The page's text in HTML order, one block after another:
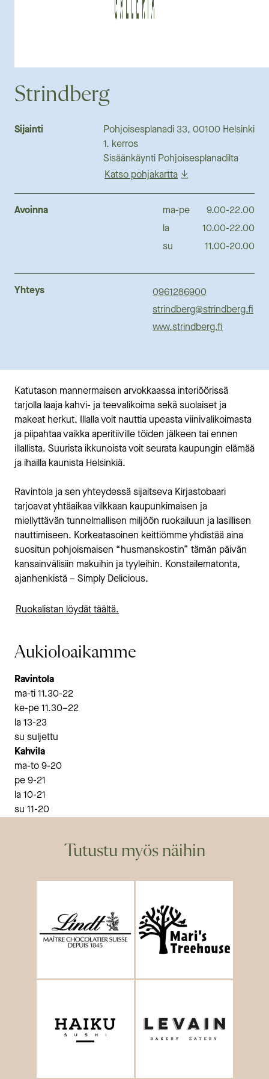
Strindberg
Sijainti
Pohjoisesplanadi 33, 00100 Helsinki
1. kerros
Sisäänkäynti Pohjoisesplanadilta
Katso pohjakartta
Avoinna ma-pe
9.00-22.00
la
10.00-22.00
su
11.00-20.00
Yhteys
0961286900
strindberg@strindberg.fi
www.strindberg.fi
Katutason mannermaisen arvokkaassa interiöörissä
tarjolla laaja kahvi- ja teevalikoima sekä suolaiset ja
makeat herkut. Illalla voit nauttia upeasta viinivalikoimasta
ja piipahtaa vaikka aperitiiville töiden jälkeen tai ennen
illallista. Suurista ikkunoista voit seurata kaupungin elämää
ja ihailla kaunista Helsinkiä.
Ravintola ja sen yhteydessä sijaitseva Kirjastobaari
tarjoavat yhtäaikaa vilkkaan kaupunkimaisen ja
miellyttävän tunnelmallisen miljöön ruokailuun ja lasillisen
nauttimiseen. Korkeatasoinen keittiömme yhdistää aina
suositun pohjoismaisen “husmanskostin” tämän päivän
kansainvälisiin makuihin ja tyyleihin. Konstailematonta,
ajanhenkistä – Simply Delicious.
Ruokalistan löydät täältä.
Aukioloaikamme
Ravintola
ma-ti 11.30-22
ke-pe 11.30–22
la 13-23
su suljettu
Kahvila
ma-to 9-20
pe 9-21
la 10-21
su 11-20
Tutustu myös näihin